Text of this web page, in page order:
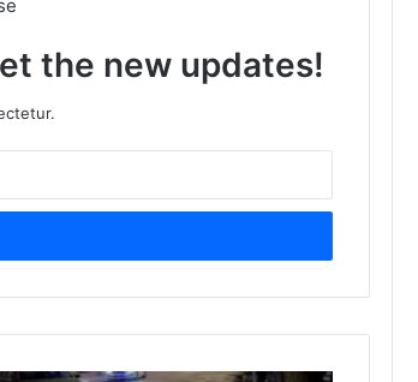
the new updates!